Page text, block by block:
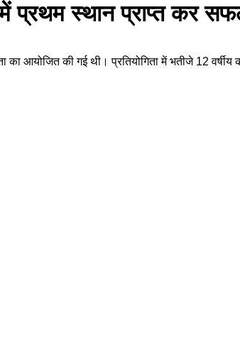
में प्रथम स्थान प्राप्त कर
आयोजित की गई थी। प्रतियोगिता में भतीजे 12 वर्षीय